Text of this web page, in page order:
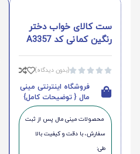
ست کالای خواب دختر
رنگین کمانی کد A3357




(بدون دیدگاه)
فروشگاه اینترنتی مینی
مال { توضیحات کامل}
محصولات مینی‌ مال پس از ثبت
سفارش، با دقت و کیفیت بالا
طی: